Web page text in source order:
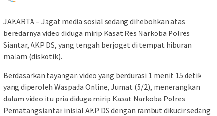
JAKARTA – Jagat media sosial sedang dihebohkan atas
beredarnya video diduga mirip Kasat Res Narkoba Polres
Siantar, AKP DS, yang tengah berjoget di tempat hiburan
malam (diskotik).
Berdasarkan tayangan video yang berdurasi 1 menit 15 detik
yang diperoleh Waspada Online, Jumat (5/2), menerangkan
dalam video itu pria diduga mirip Kasat Narkoba Polres
Pematangsiantar inisial AKP DS dengan rambut dikucir sedang